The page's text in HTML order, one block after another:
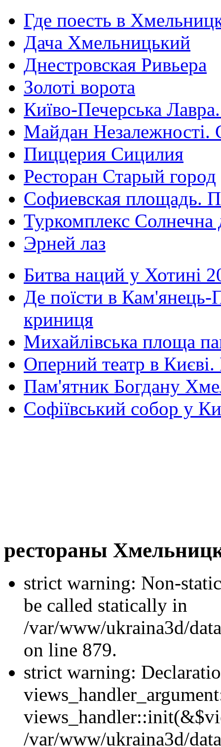
Где поесть в
Дача Хмельницький
Днестровская Ривьера
Золоті ворота
Київо-Печерська
Майдан Незалежності.
Пиццерия Сицилия
Ресторан Старый город
Софиевская площадь.
Туркомплекс Солнечна
Эрней лаз
Битва наций у Хотині
Де поїсти в Кам'янець-
криниця
Михайлівська площа
Оперний театр в
Пам'ятник Богдану
Софіївський собор у
рестораны
strict warning: Non-
be called statically in
/var/www/ukraina3d/
on line 879.
strict warning:
/var/www/ukraina3d/